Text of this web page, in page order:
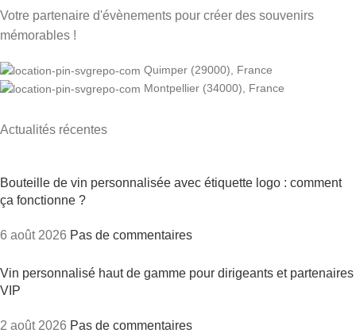
Votre partenaire d'évènements pour créer des souvenirs
mémorables !
Quimper (29000), France
Montpellier (34000), France
Actualités récentes
Bouteille de vin personnalisée avec étiquette logo : comment
ça fonctionne ?
6 août 2026 Pas de commentaires
Vin personnalisé haut de gamme pour dirigeants et partenaires
VIP
2 août 2026 Pas de commentaires